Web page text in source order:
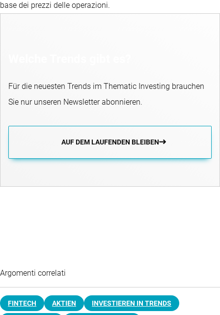
base dei prezzi delle operazioni.
Für die neuesten Trends im Thematic Investing brauchen
Sie nur unseren Newsletter abonnieren.
AUF DEM LAUFENDEN BLEIBEN
Argomenti correlati
FINTECH AKTIEN INVESTIEREN IN TRENDS